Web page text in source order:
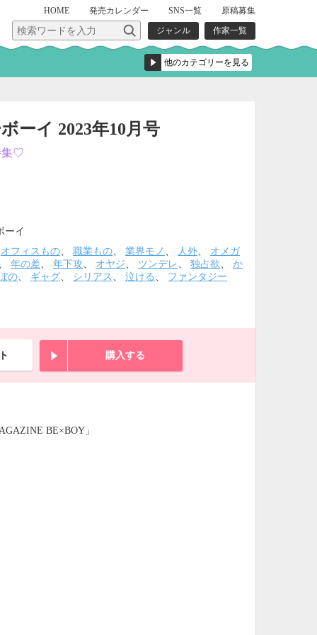
HOME 発売カレンダー SNS一覧
原稿募集
ジャンル
作家一覧
ーイ 2023年10月号
集♡
ーイ
オフィスもの、 職業もの、 業界モノ 、 人外、 オメガ
年の差、 年下攻、 オヤジ、 ツンデレ 、 独占欲、 か
の、 ギャグ、 シリアス 、 泣ける 、 ファンタジー
購入する
BE×BOY」